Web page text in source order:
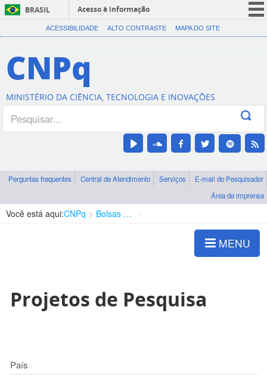
BRASIL
Acesso à informação
CORONAVÍRUS (COVID-19)
Canais
ACESSIBILIDADE ALTO CONTRASTE MAPA DO SITE
CNPq
MINISTÉRIO DA CIÊNCIA, TECNOLOGIA E INOVAÇÕES
Perguntas frequentes Central de Atendimento Serviços
E-mail do Pesquisador
Área de imprensa
Você está aqui:CNPq Bolsas e Auxílios Vigentes
MENU
Projetos de Pesquisa
País